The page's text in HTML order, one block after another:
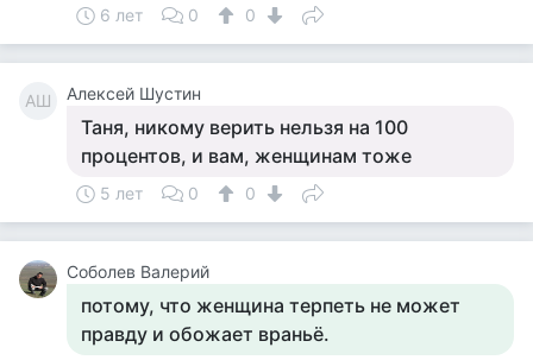
6 лет 0 0
АШ Алексей Шустин
Таня, никому верить нельзя на 100
процентов, и вам, женщинам тоже
5 лет 0 0
Соболев Валерий
потому, что женщина терпеть не может
правду и обожает враньё.